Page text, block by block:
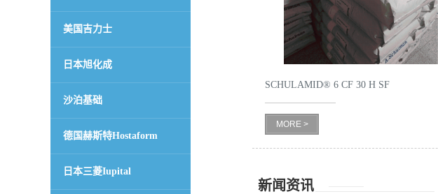
美国吉力士
日本旭化成
沙泊基础
德国赫斯特Hostaform
日本三菱Iupital
SCHULAMID® 6 CF 30 H SF
MORE >
新闻资讯